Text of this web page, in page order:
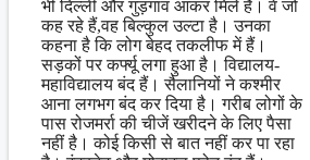
भी दिल्ली और गुड़गांव आकर मिले हैं। वे जो
कह रहे हैं,वह बिल्कुल उल्टा है। उनका
कहना है कि लोग बेहद तकलीफ में हैं।
सड़कों पर कर्फ्यू लगा हुआ है। विद्यालय-
महाविद्यालय बंद हैं। सैलानियों ने कश्मीर
आना लगभग बंद कर दिया है। गरीब लोगों के
पास रोजमर्रा की चीजें खरीदने के लिए पैसा
नहीं है। कोई किसी से बात नहीं कर पा रहा